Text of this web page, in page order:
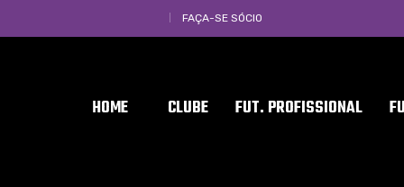
FAÇA-SE SÓCIO
HOME CLUBE FUT. PROFISSIONAL